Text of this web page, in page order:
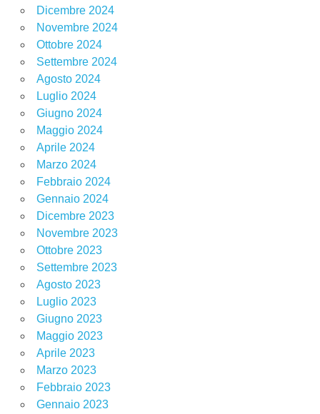
Dicembre 2024
Novembre 2024
Ottobre 2024
Settembre 2024
Agosto 2024
Luglio 2024
Giugno 2024
Maggio 2024
Aprile 2024
Marzo 2024
Febbraio 2024
Gennaio 2024
Dicembre 2023
Novembre 2023
Ottobre 2023
Settembre 2023
Agosto 2023
Luglio 2023
Giugno 2023
Maggio 2023
Aprile 2023
Marzo 2023
Febbraio 2023
Gennaio 2023